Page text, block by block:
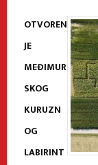
OTVOREN
JE
MEĐIMUR
SKOG
KURUZN
OG
LABIRINT